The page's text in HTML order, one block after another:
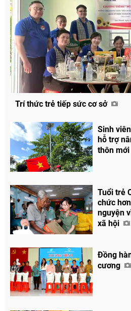
Trí thức trẻ tiếp sức cơ sở
Sinh
hỗ trợ
thôn mới
Tuổi trẻ
chức
nguyện
xã hội
Đồng
cương